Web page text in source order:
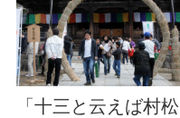
「十三と云えば村松